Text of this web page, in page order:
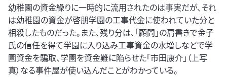
幼稚園の資金繰りに一時的に流用されたのは事実だが、それ
は幼稚園の資金が啓朋学園の工事代金に使われていた分と
相殺したものだった。また、残り分は、「顧問」の肩書きで金子
氏の信任を得て学園に入り込み工事資金の水増しなどで学
園資金を騙取、学園を資金難に陥らせた「市田康介」（上写
真）なる事件屋が使い込んだことがわかっている。